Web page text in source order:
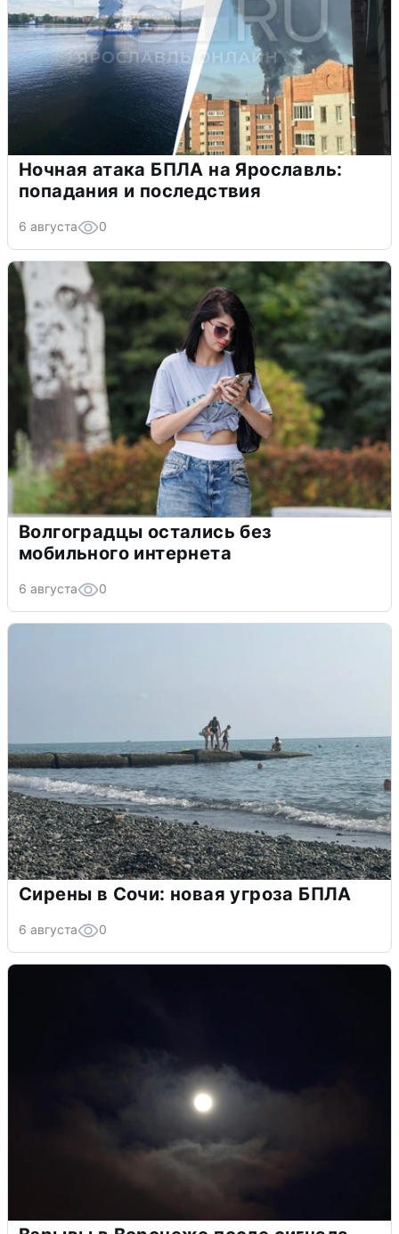
Ночная атака БПЛА на Ярославль:
попадания и последствия
6 августа 0
Волгоградцы остались без
мобильного интернета
6 августа 0
Сирены в Сочи: новая угроза БПЛА
6 августа 0